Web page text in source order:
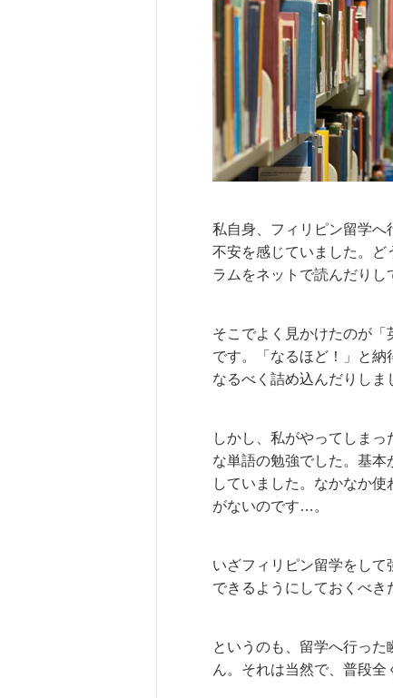
私自身、フィリピン留学へ
不安を感じていました。ど
ラムをネットで読んだりし
そこでよく見かけたのが
です。「なるほど！」と
なるべく詰め込んだりしま
しかし、私がやってしま
な単語の勉強でした。基本
していました。なかなか
がないのです…。
いざフィリピン留学をし
できるようにしておくべき
というのも、留学へ行っ
ん。それは当然で、普段全